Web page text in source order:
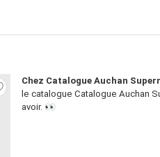
Chez Catalogue Auchan
le catalogue Catalogue Auchan
avoir. 👀